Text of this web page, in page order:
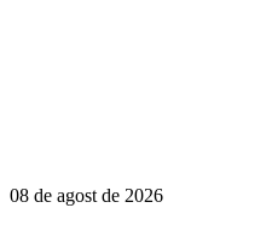
08 de agost de 2026